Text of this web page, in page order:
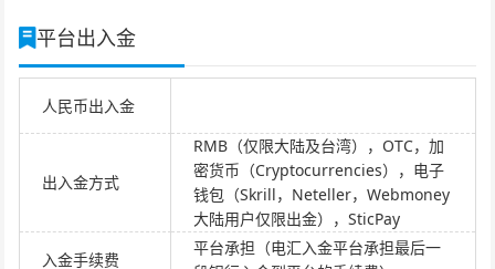
平台出入金
人民币出入金
出入金方式
RMB（仅限大陆及台湾），OTC，加
密货币（Cryptocurrencies），电子
钱包（Skrill，Neteller，Webmoney
大陆用户仅限出金），SticPay
入金手续费
平台承担（电汇入金平台承担最后一